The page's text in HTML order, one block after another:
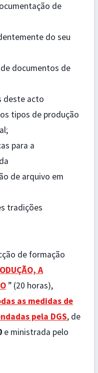
de
do seu
documentos de
deste acto
tipos de produção
para a
de arquivo em
tradições
de formação
A
” (20 horas),
as medidas de
pela DGS, de
e ministrada pelo